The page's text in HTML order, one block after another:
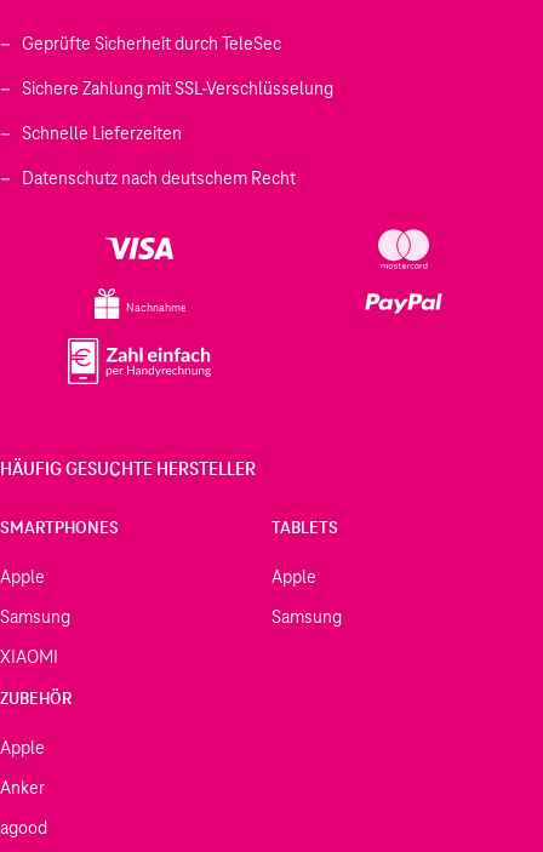
Geprüfte Sicherheit durch TeleSec
Sichere Zahlung mit SSL-Verschlüsselung
Schnelle Lieferzeiten
Datenschutz nach deutschem Recht
Nachnahme
HÄUFIG GESUCHTE HERSTELLER
SMARTPHONES
Apple
Samsung
XIAOMI
TABLETS
Apple
Samsung
ZUBEHÖR
Apple
Anker
agood